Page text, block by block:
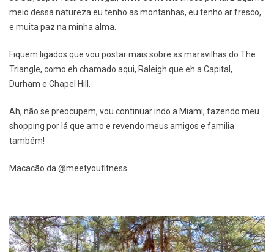
meio dessa natureza eu tenho as montanhas, eu tenho ar fresco,
e muita paz na minha alma.
Fiquem ligados que vou postar mais sobre as maravilhas do The
Triangle, como eh chamado aqui, Raleigh que eh a Capital,
Durham e Chapel Hill.
Ah, não se preocupem, vou continuar indo a Miami, fazendo meu
shopping por lá que amo e revendo meus amigos e familia
também!
Macacão da @meetyoufitness